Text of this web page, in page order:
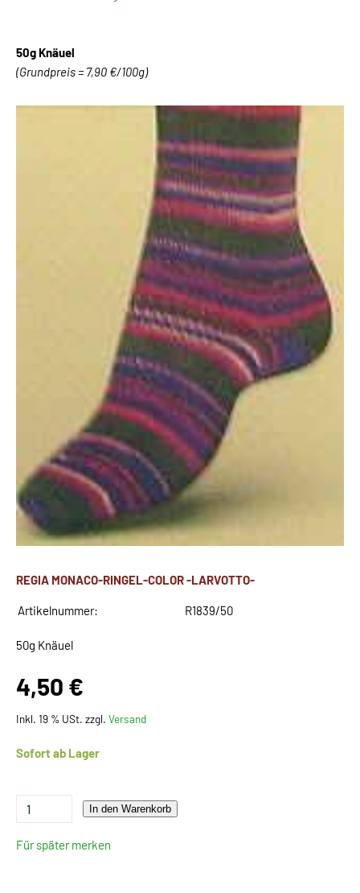
50g Knäuel
(Grundpreis = 7,90 €/100g)
REGIA MONACO-RINGEL-COLOR -LARVOTTO-
Artikelnummer: R1839/50
50g Knäuel
4,50 €
Inkl. 19 % USt. zzgl. Versand
Sofort ab Lager
In den Warenkorb
Für später merken